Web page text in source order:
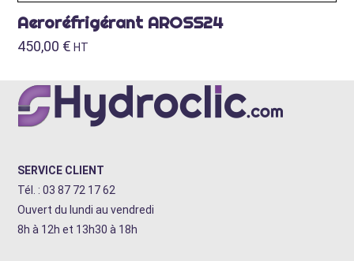
Aeroréfrigérant AROSS24
450,00 € HT
SERVICE CLIENT
Tél. : 03 87 72 17 62
Ouvert du lundi au vendredi
8h à 12h et 13h30 à 18h